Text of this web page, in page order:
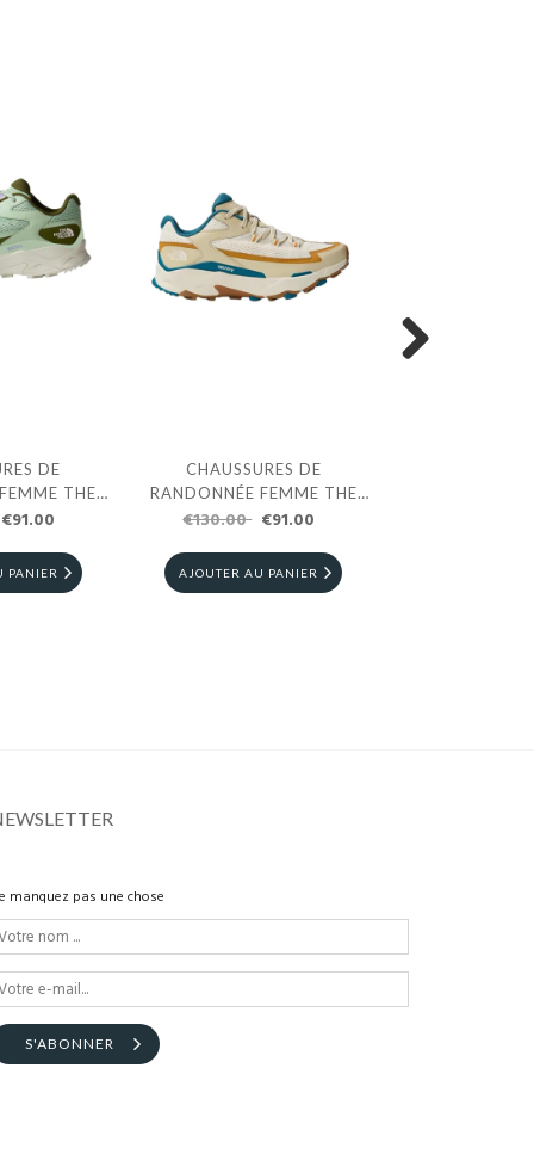
DE
THE
VECTIV
€91.00
PANIER
CHAUSSURES DE
RANDONNÉE FEMME THE
NORTH FACE VECTIV
€130.00 €91.00
AJOUTER AU PANIER
manquez pas une chose
S'ABONNER